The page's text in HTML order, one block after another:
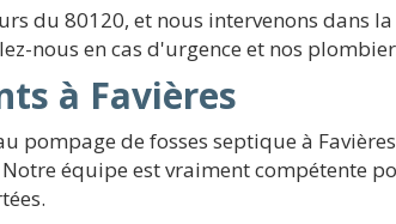
du 80120, et nous intervenons dans
nous en cas d'urgence et nos
à Favières
pompage de fosses septique à
équipe est vraiment compétente